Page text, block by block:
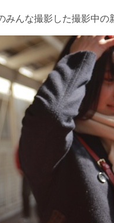
みんな撮影した撮影中の